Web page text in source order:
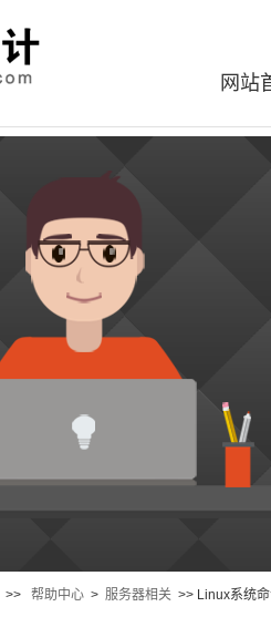
网站
>> 帮助中心 > 服务器相关 >> Linux系统